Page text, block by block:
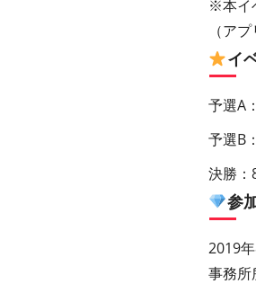
※本イ
（ア
イ
予選A
予選B
決勝
参
2019
事務所